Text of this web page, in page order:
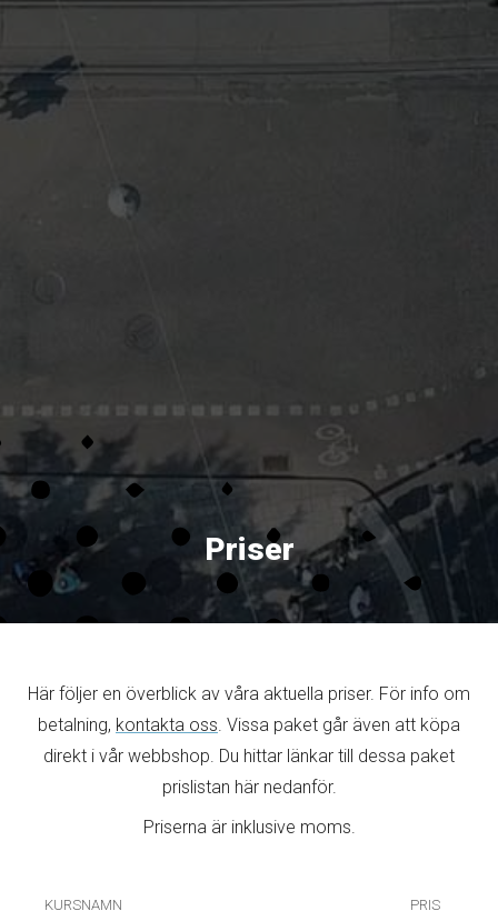
Priser
Här följer en överblick av våra aktuella priser. För info om
betalning, kontakta oss. Vissa paket går även att köpa
direkt i vår webbshop. Du hittar länkar till dessa paket
prislistan här nedanför.
Priserna är inklusive moms.